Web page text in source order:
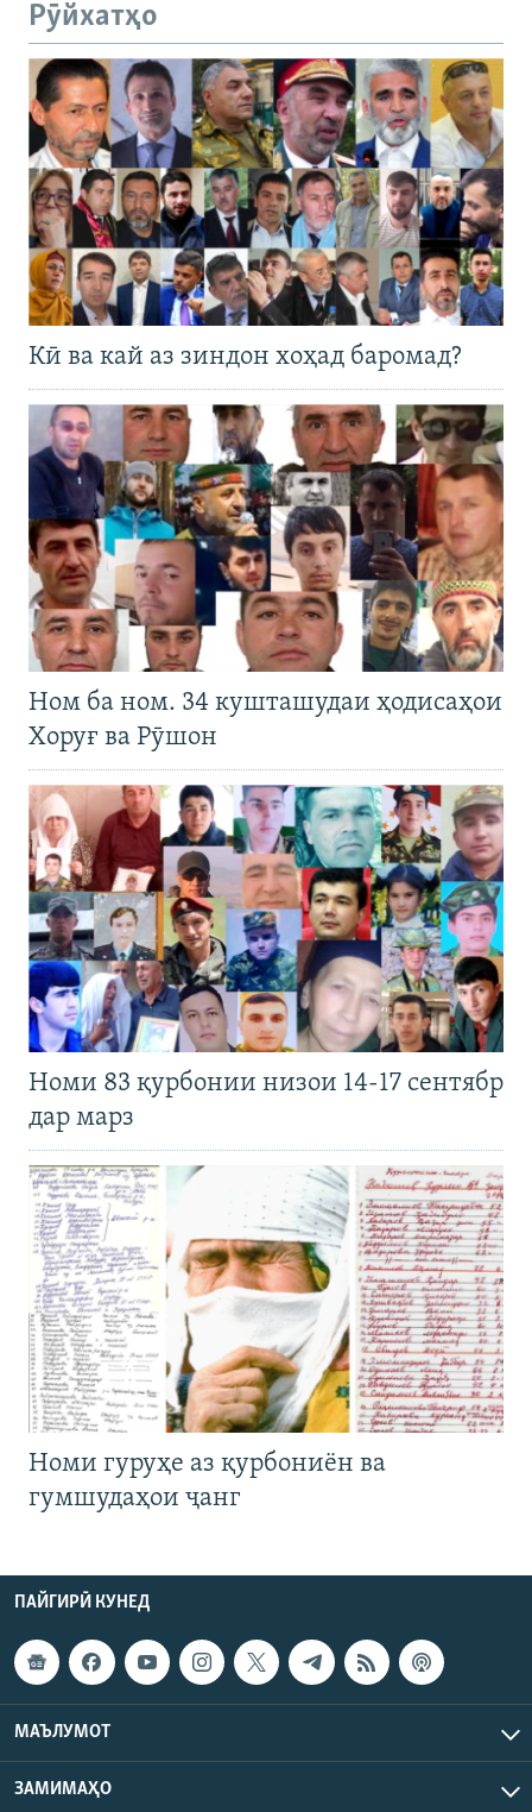
Рӯйхатҳо
Кӣ ва кай аз зиндон хоҳад баромад?
Ном ба ном. 34 кушташудаи ҳодисаҳои
Хоруғ ва Рӯшон
Номи 83 қурбонии низои 14-17 сентябр
дар марз
Номи гуруҳе аз қурбониён ва
гумшудаҳои ҷанг
ПАЙГИРӢ КУНЕД
МАЪЛУМОТ
ЗАМИМАҲО